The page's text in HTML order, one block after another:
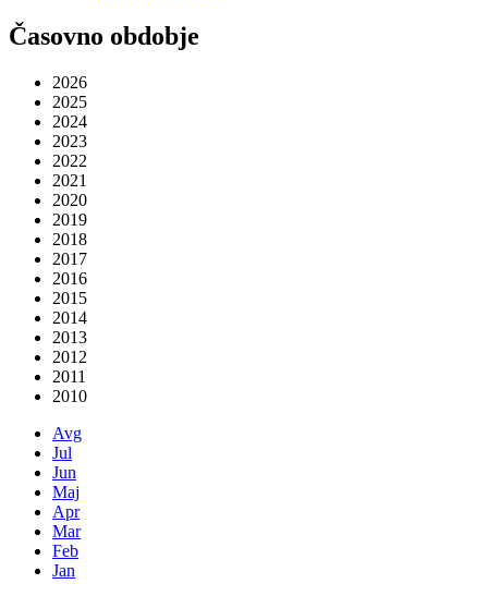
Časovno obdobje
2026
2025
2024
2023
2022
2021
2020
2019
2018
2017
2016
2015
2014
2013
2012
2011
2010
Avg
Jul
Jun
Maj
Apr
Mar
Feb
Jan